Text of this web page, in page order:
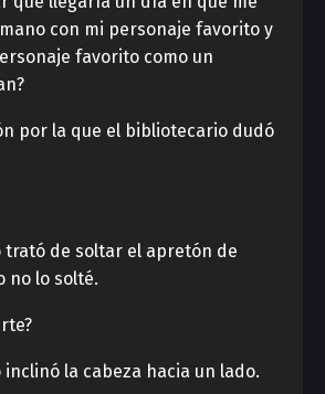
con mi personaje favorito y
favorito como un
por la que el bibliotecario dudó
trató de soltar el apretón de
no lo solté.
la cabeza hacia un lado.